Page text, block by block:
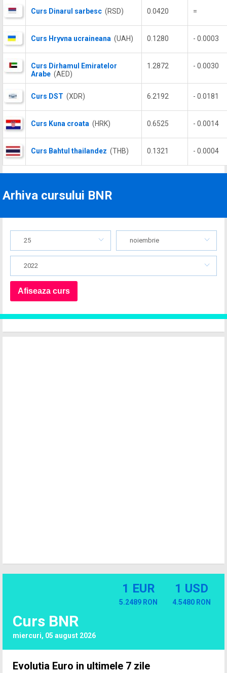
Curs Dinarul sarbesc (RSD) 0.0420 =
Curs Hryvna ucraineana (UAH) 0.1280 - 0.0003
Curs Dirhamul Emiratelor
Arabe (AED)
1.2872 - 0.0030
Curs DST (XDR) 6.2192 - 0.0181
Curs Kuna croata (HRK) 0.6525 - 0.0014
Curs Bahtul thailandez (THB) 0.1321 - 0.0004
Arhiva cursului BNR
25 noiembrie
2022
Curs BNR
miercuri, 05 august 2026
1 EUR
5.2489 RON
1 USD
4.5480 RON
Evolutia Euro in ultimele 7 zile